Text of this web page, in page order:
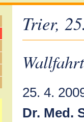
Trier,
25. 4.
Dr. Med.